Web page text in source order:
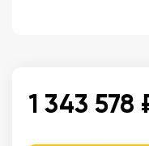
1 343 578